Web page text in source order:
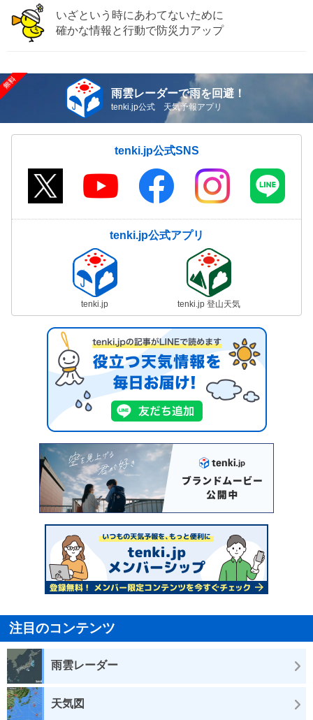
いざという時にあわてないために
確かな情報と行動で防災力アップ
雨雲レーダーで雨を回避！
tenki.jp公式 天気予報アプリ
tenki.jp公式SNS
tenki.jp公式アプリ
tenki.jp tenki.jp 登山天気
注目のコンテンツ
雨雲レーダー
天気図